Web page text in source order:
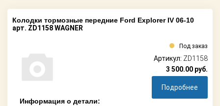
Колодки тормозные передние Ford Explorer IV 06-10
арт. ZD1158 WAGNER
Информация о детали:
Под заказ
Артикул: ZD1158
3 500.00 руб.
Подробнее